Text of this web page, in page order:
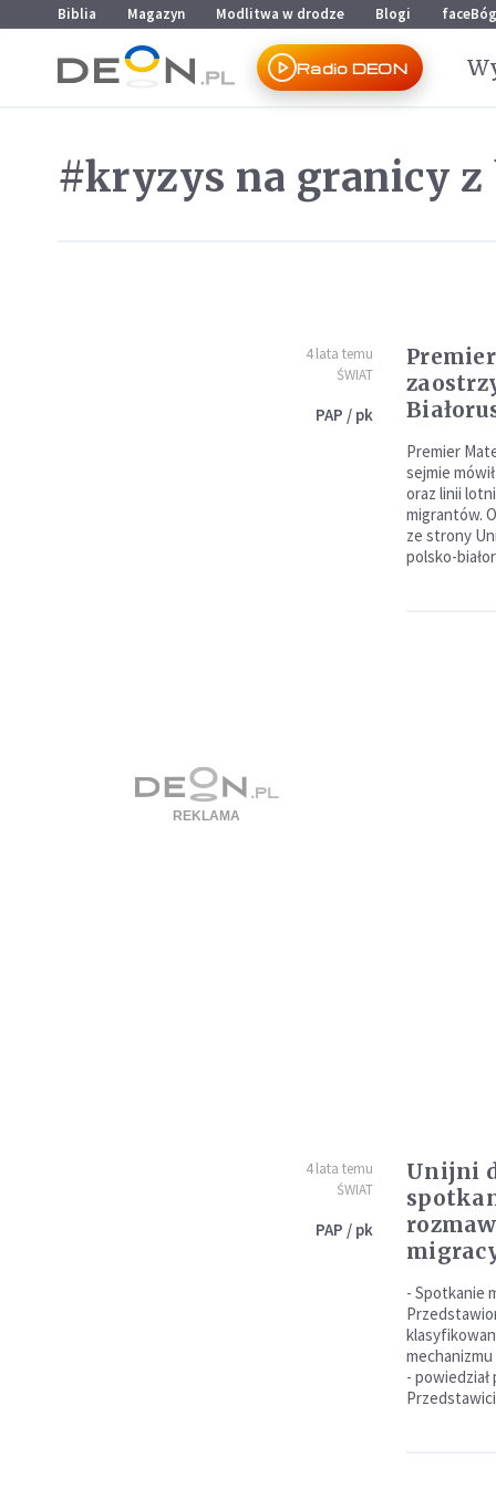
Przejdź do menu głównego
Przejdź do treści
Biblia Magazyn Modlitwa w drodze Blogi faceBóg
Radio DEON
#kryzys na granicy z
4 lata temu
ŚWIAT
PAP / pk
Premier
sejmie
oraz linii
migrantów.
ze strony
polsko-
4 lata temu
ŚWIAT
PAP / pk
Unijni
- Spotkanie
- powiedział